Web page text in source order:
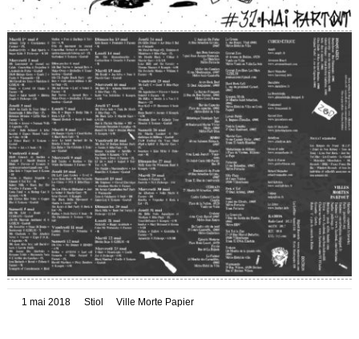
Posté
1 mai 2018 Auteur
Stiol Catégories
Ville Morte Papier